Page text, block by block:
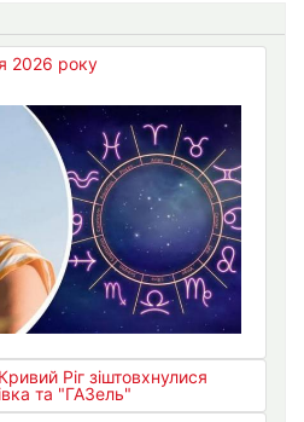
2026 року
Ріг зіштовхнулися
та "ГАЗель"